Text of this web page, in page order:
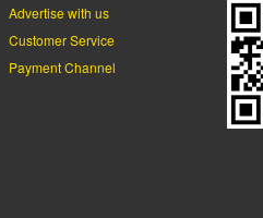
Advertise with us
Customer Service
Payment Channel